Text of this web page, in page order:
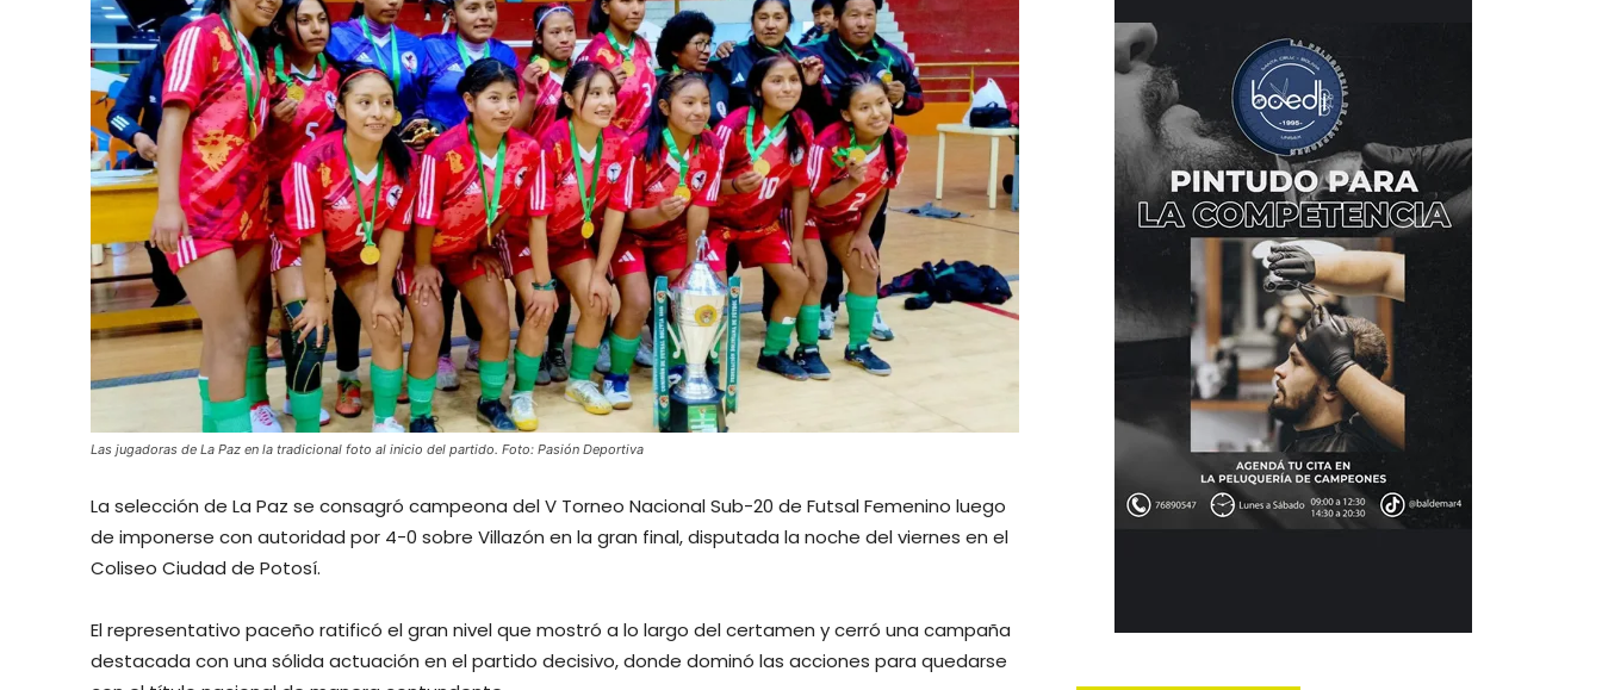
Las jugadoras de La Paz en la tradicional foto al inicio del partido. Foto: Pasión Deportiva
La selección de La Paz se consagró campeona del V Torneo Nacional Sub-20 de Futsal Femenino luego
de imponerse con autoridad por 4-0 sobre Villazón en la gran final, disputada la noche del viernes en el
Coliseo Ciudad de Potosí.
El representativo paceño ratificó el gran nivel que mostró a lo largo del certamen y cerró una campaña
destacada con una sólida actuación en el partido decisivo, donde dominó las acciones para quedarse